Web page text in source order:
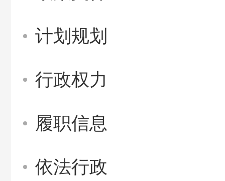
计划规划
行政权力
履职信息
依法行政